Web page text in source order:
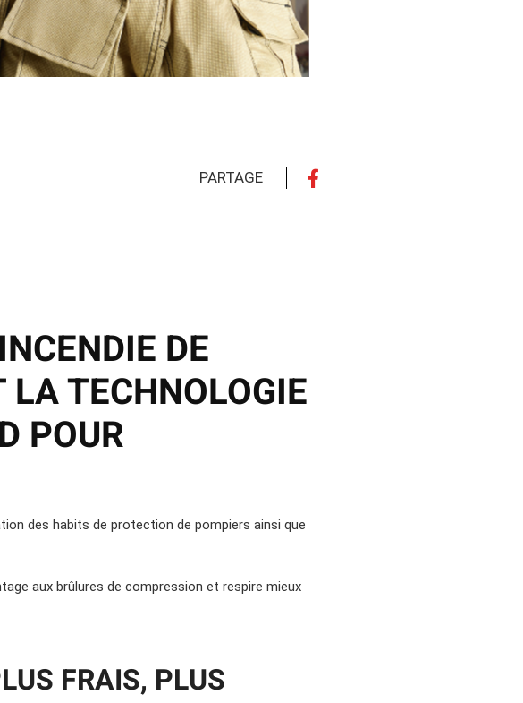
PARTAGE
DE
TECHNOLOGIE
POUR
des habits de protection de pompiers ainsi que
aux brûlures de compression et respire mieux
FRAIS, PLUS